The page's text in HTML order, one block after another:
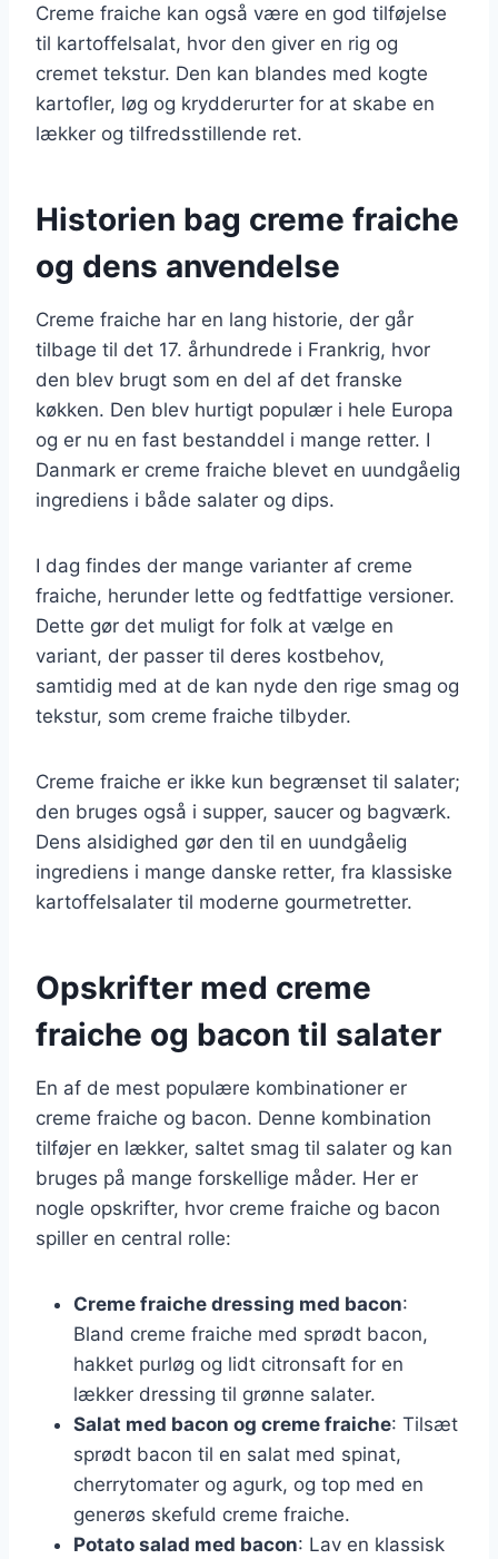
Creme fraiche kan også være en god tilføjelse
til kartoffelsalat, hvor den giver en rig og
cremet tekstur. Den kan blandes med kogte
kartofler, løg og krydderurter for at skabe en
lækker og tilfredsstillende ret.
Historien bag creme fraiche
og dens anvendelse
Creme fraiche har en lang historie, der går
tilbage til det 17. århundrede i Frankrig, hvor
den blev brugt som en del af det franske
køkken. Den blev hurtigt populær i hele Europa
og er nu en fast bestanddel i mange retter. I
Danmark er creme fraiche blevet en uundgåelig
ingrediens i både salater og dips.
I dag findes der mange varianter af creme
fraiche, herunder lette og fedtfattige versioner.
Dette gør det muligt for folk at vælge en
variant, der passer til deres kostbehov,
samtidig med at de kan nyde den rige smag og
tekstur, som creme fraiche tilbyder.
Creme fraiche er ikke kun begrænset til salater;
den bruges også i supper, saucer og bagværk.
Dens alsidighed gør den til en uundgåelig
ingrediens i mange danske retter, fra klassiske
kartoffelsalater til moderne gourmetretter.
Opskrifter med creme
fraiche og bacon til salater
En af de mest populære kombinationer er
creme fraiche og bacon. Denne kombination
tilføjer en lækker, saltet smag til salater og kan
bruges på mange forskellige måder. Her er
nogle opskrifter, hvor creme fraiche og bacon
spiller en central rolle:
Creme fraiche dressing med bacon:
Bland creme fraiche med sprødt bacon,
hakket purløg og lidt citronsaft for en
lækker dressing til grønne salater.
Salat med bacon og creme fraiche: Tilsæt
sprødt bacon til en salat med spinat,
cherrytomater og agurk, og top med en
generøs skefuld creme fraiche.
Potato salad med bacon: Lav en klassisk